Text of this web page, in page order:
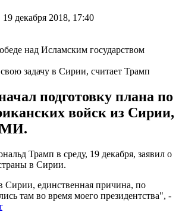
декабря 2018, 17:40
задачу в Сирии, считает Трамп
подготовку плана по
войск из Сирии,
Трамп в среду, 19 декабря, заявил о
в Сирии.
единственная причина, по
там во время моего президентства", -